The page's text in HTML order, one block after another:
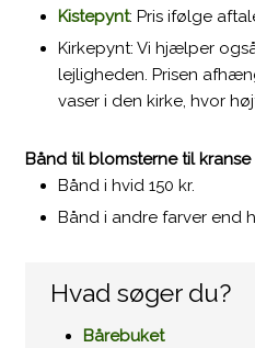
Kistepynt: Pris ifølge
Kirkepynt: Vi hjælper
lejligheden. Prisen
vaser i den kirke, hvor
Bånd til blomsterne til
Bånd i hvid 150 kr.
Bånd i andre farver end
Hvad søger du?
Bårebuket